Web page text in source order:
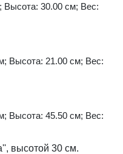
30.00 см; Вес:
Высота: 21.00 см; Вес:
Высота: 45.50 см; Вес:
высотой 30 см.